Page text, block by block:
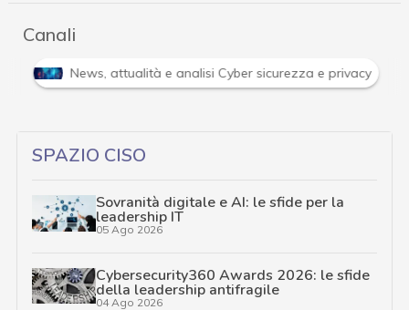
Canali
Attacchi hacker e Malware: le ultime news in tempo
SPAZIO CISO
Sovranità digitale e AI: le sfide per la
leadership IT
05 Ago 2026
Cybersecurity360 Awards 2026: le sfide
della leadership antifragile
04 Ago 2026